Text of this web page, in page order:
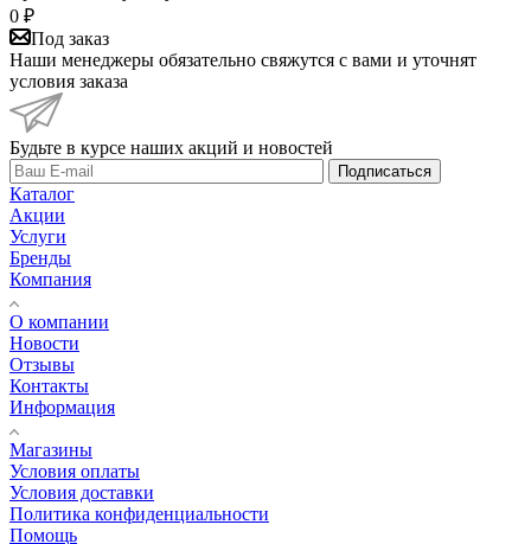
0 ₽
Под заказ
Наши менеджеры обязательно свяжутся с вами и уточнят
условия заказа
Будьте в курсе наших акций и новостей
Подписаться
Каталог
Акции
Услуги
Бренды
Компания
О компании
Новости
Отзывы
Контакты
Информация
Магазины
Условия оплаты
Условия доставки
Политика конфиденциальности
Помощь